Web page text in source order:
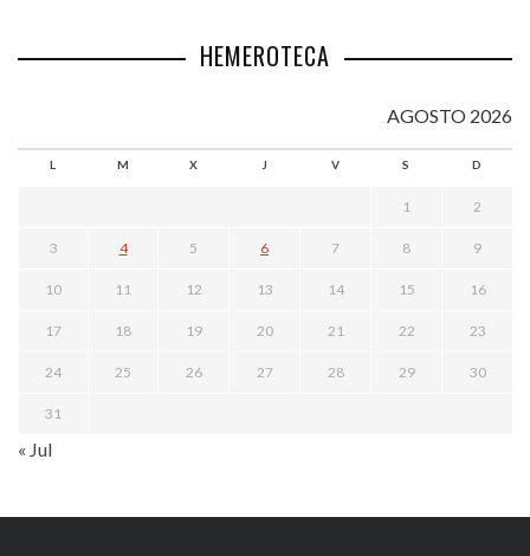
HEMEROTECA
AGOSTO 2026
L M X J V S D
1 2
3 4 5 6 7 8 9
10 11 12 13 14 15 16
17 18 19 20 21 22 23
24 25 26 27 28 29 30
31
« Jul